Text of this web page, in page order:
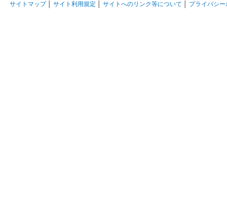
サイトマップ│ サイト利用規定 サイトへのリンク等について プライバシ